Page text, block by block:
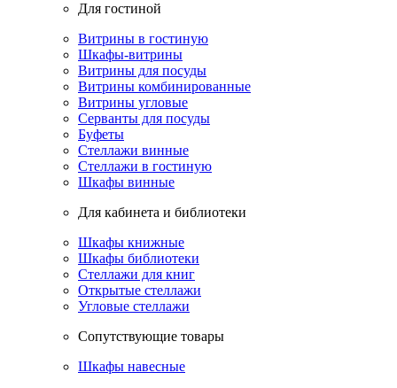
Для гостиной
Витрины в гостиную
Шкафы-витрины
Витрины для посуды
Витрины комбинированные
Витрины угловые
Серванты для посуды
Буфеты
Стеллажи винные
Стеллажи в гостиную
Шкафы винные
Для кабинета и библиотеки
Шкафы книжные
Шкафы библиотеки
Стеллажи для книг
Открытые стеллажи
Угловые стеллажи
Сопутствующие товары
Шкафы навесные